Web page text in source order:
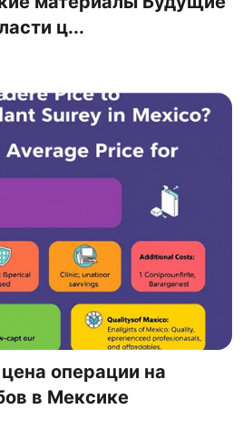
ц...
операции на
в Мексике